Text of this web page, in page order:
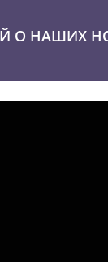
О НАШИХ